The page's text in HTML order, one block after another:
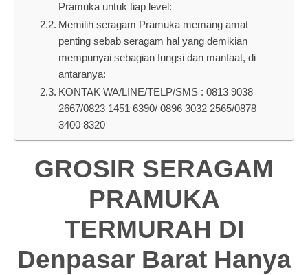
Pramuka untuk tiap level:
Memilih seragam Pramuka memang amat
penting sebab seragam hal yang demikian
mempunyai sebagian fungsi dan manfaat, di
antaranya:
KONTAK WA/LINE/TELP/SMS : 0813 9038
2667/0823 1451 6390/ 0896 3032 2565/0878
3400 8320
GROSIR SERAGAM
PRAMUKA
TERMURAH DI
Denpasar Barat Hanya